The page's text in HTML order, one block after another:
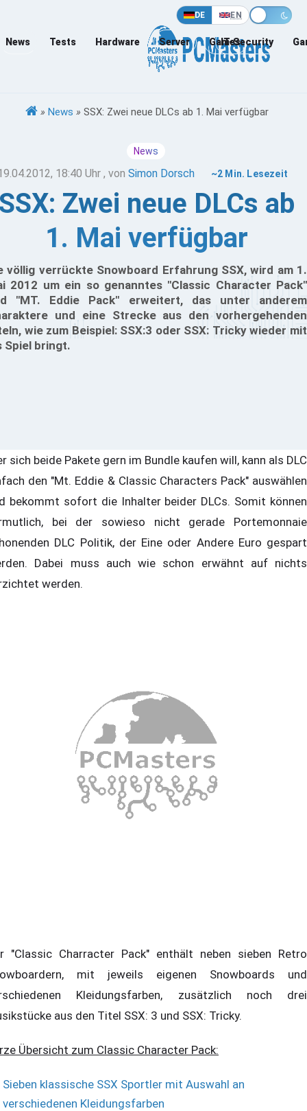
DE EN
News Tests Hardware Server Games
IT-Security
» News » SSX: Zwei neue DLCs ab 1. Mai verfügbar
News
18:40 Uhr , von Simon Dorsch ~2 Min. Lesezeit
Zwei neue DLCs ab
1. Mai verfügbar
völlig verrückte Snowboard Erfahrung SSX, wird am 1.
2012 um ein so genanntes "Classic Character Pack"
"MT. Eddie Pack" erweitert, das unter anderem
und eine Strecke aus den vorhergehenden
wie zum Beispiel: SSX:3 oder SSX: Tricky wieder mit
Spiel bringt.
sich beide Pakete gern im Bundle kaufen will, kann als DLC
den "Mt. Eddie & Classic Characters Pack" auswählen
bekommt sofort die Inhalter beider DLCs. Somit können
bei der sowieso nicht gerade Portemonnaie
DLC Politik, der Eine oder Andere Euro gespart
Dabei muss auch wie schon erwähnt auf nichts
werden.
"Classic Charracter Pack" enthält neben sieben Retro
mit jeweils eigenen Snowboards und
Kleidungsfarben, zusätzlich noch drei
aus den Titel SSX: 3 und SSX: Tricky.
Übersicht zum Classic Character Pack:
Sieben klassische SSX Sportler mit Auswahl an
verschiedenen Kleidungsfarben